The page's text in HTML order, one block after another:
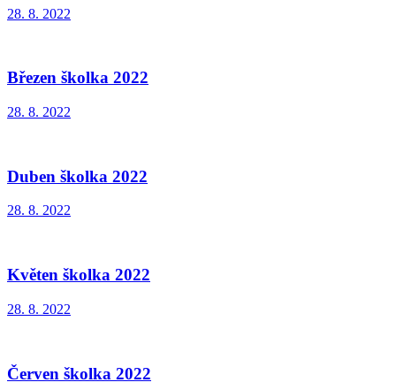
28. 8. 2022
Březen školka 2022
28. 8. 2022
Duben školka 2022
28. 8. 2022
Květen školka 2022
28. 8. 2022
Červen školka 2022